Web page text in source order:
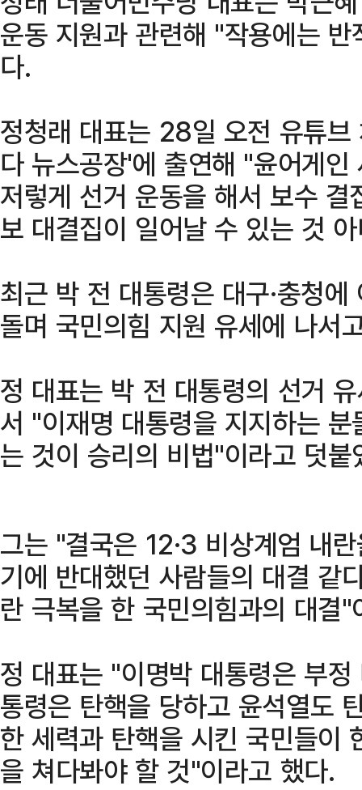
운동 지원과 관련해 "작용에는
다.
정청래 대표는 28일 오전 유튜
다 뉴스공장'에 출연해 "윤어게인
저렇게 선거 운동을 해서 보수
보 대결집이 일어날 수 있는 것
최근 박 전 대통령은 대구·충청에
돌며 국민의힘 지원 유세에 나서
정 대표는 박 전 대통령의 선거
서 "이재명 대통령을 지지하는
는 것이 승리의 비법"이라고 덧붙
그는 "결국은 12·3 비상계엄 내
기에 반대했던 사람들의 대결 같
란 극복을 한 국민의힘과의 대결
정 대표는 "이명박 대통령은 부
통령은 탄핵을 당하고 윤석열도
한 세력과 탄핵을 시킨 국민들이
을 쳐다봐야 할 것"이라고 했다.